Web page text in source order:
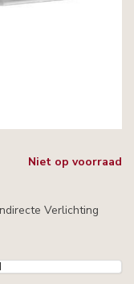
Niet op voorraad
Verlichting